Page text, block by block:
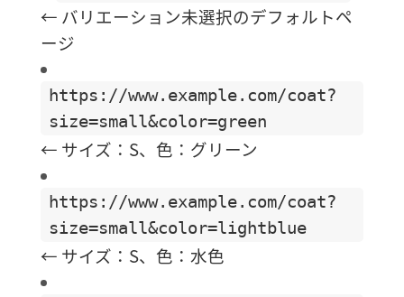
← バリエーション未選択のデフォルトペ
ージ
https://www.example.com/coat?
size=small&color=green
← サイズ：S、色：グリーン
https://www.example.com/coat?
size=small&color=lightblue
← サイズ：S、色：水色